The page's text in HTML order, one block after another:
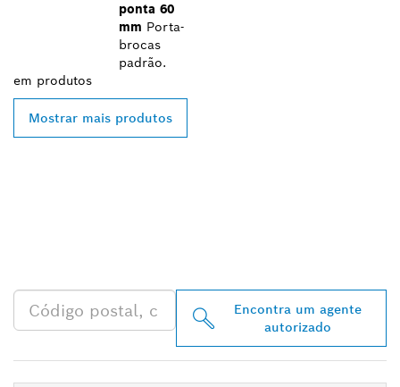
ponta 60
mm Porta-
brocas
padrão.
em produtos
Mostrar mais produtos
Encontra um agente
autorizado